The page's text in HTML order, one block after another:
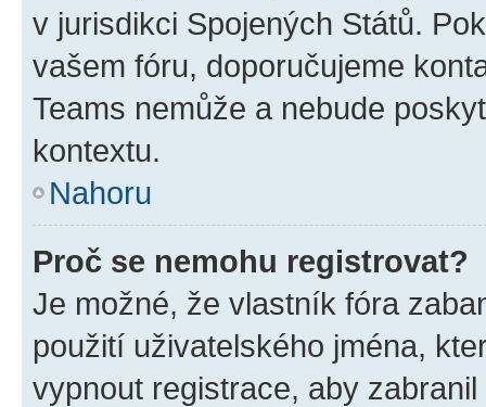
v jurisdikci Spojených Států.
vašem fóru, doporučujeme
Teams nemůže a nebude
kontextu.
Nahoru
Proč se nemohu registrovat?
Je možné, že vlastník fóra
použití uživatelského jména,
vypnout registrace, aby